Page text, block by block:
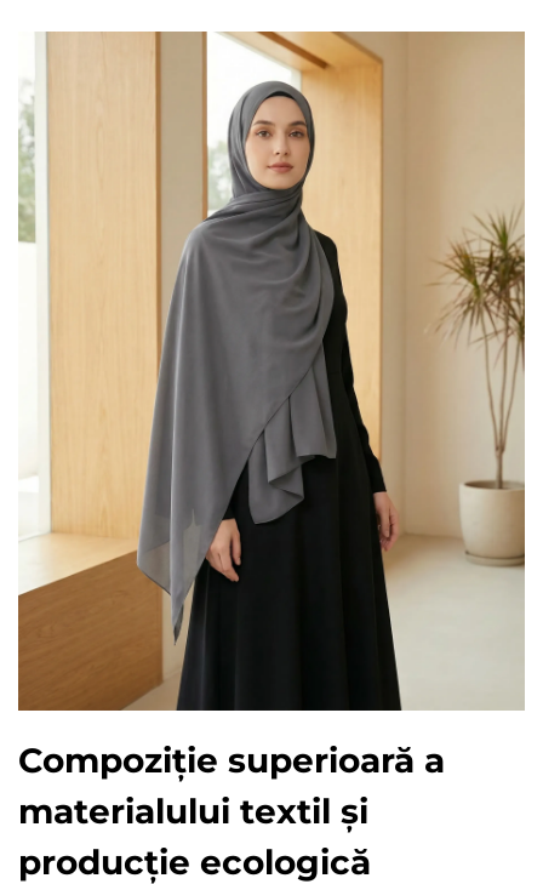
Compoziție superioară a
materialului textil și
producție ecologică